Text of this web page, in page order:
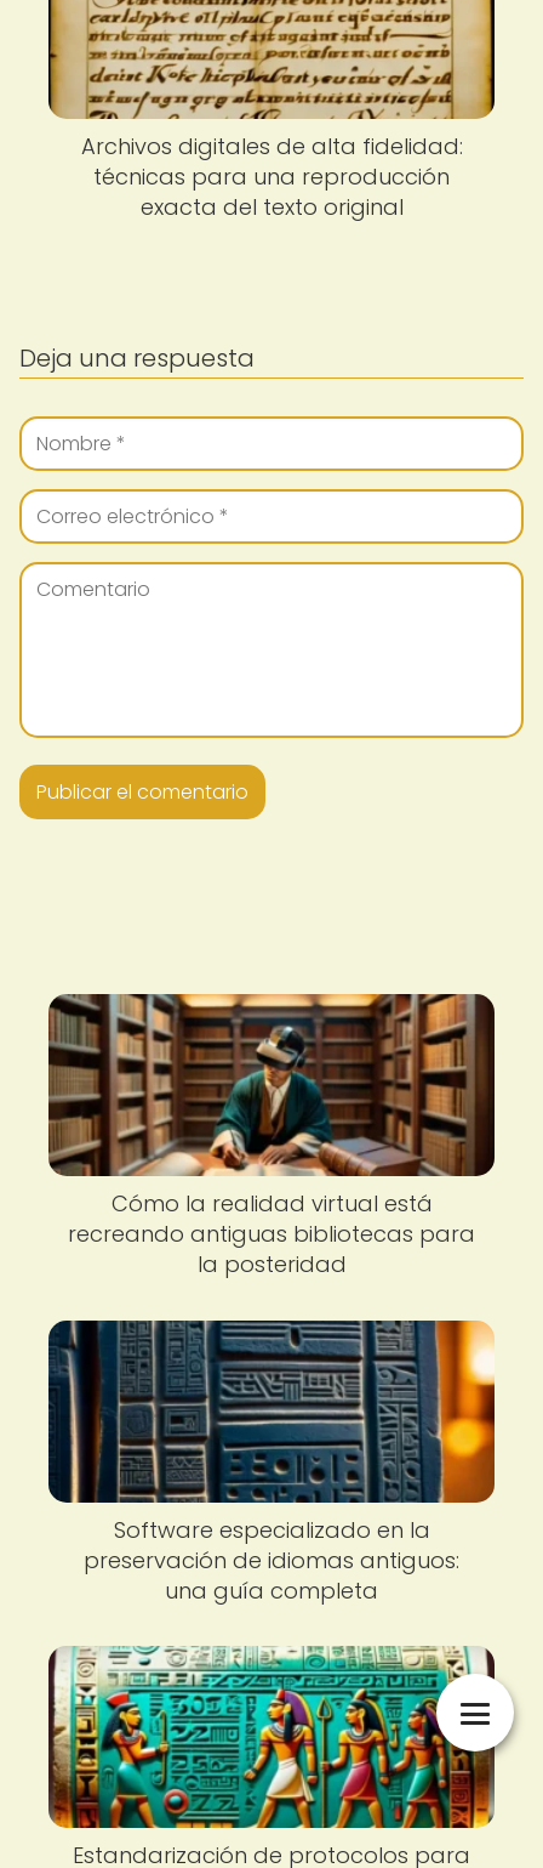
Archivos digitales de alta fidelidad:
técnicas para una reproducción
exacta del texto original
Deja una respuesta
Cómo la realidad virtual está
recreando antiguas bibliotecas para
la posteridad
Software especializado en la
preservación de idiomas antiguos:
una guía completa
Estandarización de protocolos para